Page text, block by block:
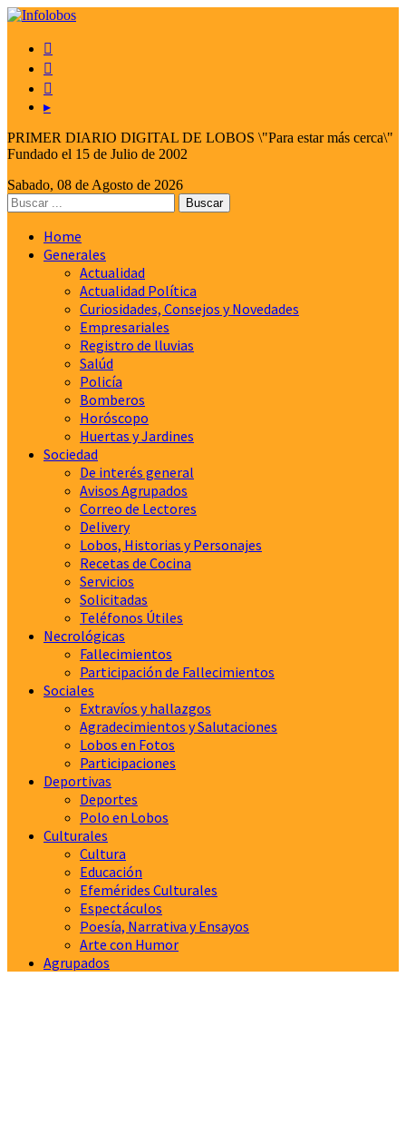



▸
PRIMER DIARIO DIGITAL DE LOBOS \"Para estar más cerca\"
Fundado el 15 de Julio de 2002
Sabado, 08 de Agosto de 2026
Home
Generales
Actualidad
Actualidad Política
Curiosidades, Consejos y Novedades
Empresariales
Registro de lluvias
Salúd
Policía
Bomberos
Horóscopo
Huertas y Jardines
Sociedad
De interés general
Avisos Agrupados
Correo de Lectores
Delivery
Lobos, Historias y Personajes
Recetas de Cocina
Servicios
Solicitadas
Teléfonos Útiles
Necrológicas
Fallecimientos
Participación de Fallecimientos
Sociales
Extravíos y hallazgos
Agradecimientos y Salutaciones
Lobos en Fotos
Participaciones
Deportivas
Deportes
Polo en Lobos
Culturales
Cultura
Educación
Efemérides Culturales
Espectáculos
Poesía, Narrativa y Ensayos
Arte con Humor
Agrupados